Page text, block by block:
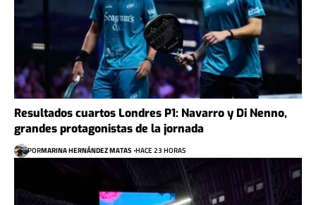
Resultados cuartos Londres P1: Navarro y Di Nenno,
grandes protagonistas de la jornada
PORMARINA HERNÁNDEZ MATAS HACE 23 HORAS